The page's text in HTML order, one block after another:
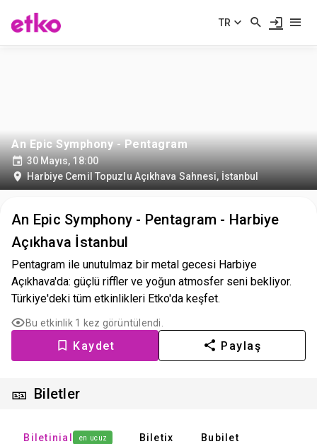
TR
An Epic Symphony - Pentagram
30 Mayıs, 18:00
Harbiye Cemil Topuzlu Açıkhava Sahnesi, İstanbul
An Epic Symphony - Pentagram - Harbiye
Açıkhava İstanbul
Pentagram ile unutulmaz bir metal gecesi Harbiye
Açıkhava'da: güçlü riffler ve yoğun atmosfer seni bekliyor.
Türkiye'deki tüm etkinlikleri Etko'da keşfet.
Bu etkinlik 1 kez görüntülendi.
Kaydet Paylaş
🎫 Biletler
Biletinial en ucuz Biletix Bubilet